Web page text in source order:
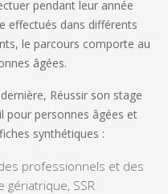
pendant leur année
effectués dans différents
le parcours comporte au
âgées.
, Réussir son stage
pour personnes âgées et
synthétiques :
professionnels et des
gériatrique, SSR